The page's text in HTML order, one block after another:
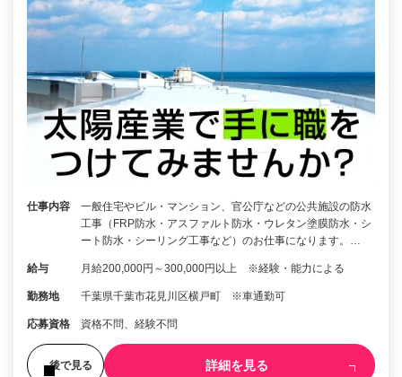
仕事内容
一般住宅やビル・マンション、官公庁などの公共施設の防水
工事（FRP防水・アスファルト防水・ウレタン塗膜防水・シ
ート防水・シーリング工事など）のお仕事になります。…
給与 月給200,000円～300,000円以上 ※経験・能力による
勤務地 千葉県千葉市花見川区横戸町 ※車通勤可
応募資格 資格不問、経験不問
後で見る 詳細を見る